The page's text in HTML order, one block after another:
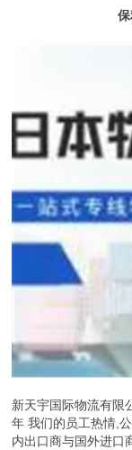
新天宇国际物流有限
年 我们的员工热情,
内出口商与国外进口